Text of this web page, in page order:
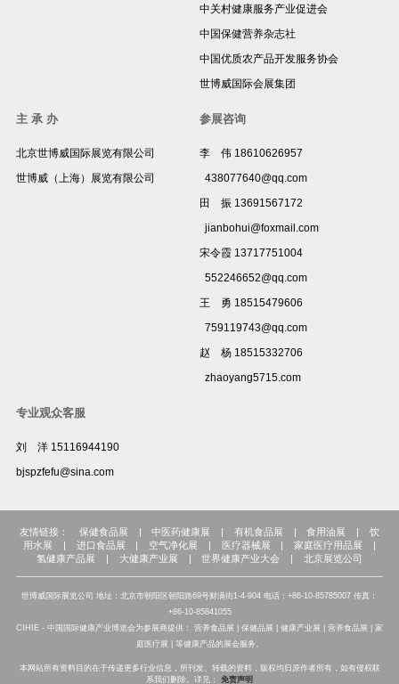
中关村健康服务产业促进会
中国保健营养杂志社
中国优质农产品开发服务协会
世博威国际会展集团
主 承 办
北京世博威国际展览有限公司
世博威（上海）展览有限公司
参展咨询
李 伟 18610626957
438077640@qq.com
田 振 13691567172
jianbohui@foxmail.com
宋令霞 13717751004
552246652@qq.com
王 勇 18515479606
759119743@qq.com
赵 杨 18515332706
zhaoyang5715.com
专业观众客服
刘 洋 15116944190
bjspzfefu@sina.com
友情链接： 保健食品展 中医药健康展 有机食品展 食用油展
饮
用水展
进口食品展 空气净化展 医疗器械展 家庭医疗用品展
氢健康产品展
大健康产业展 世界健康产业大会 北京展览公司
世博威国际展览公司 地址：北京市朝阳区朝阳路69号财满街1-4-904 电话：+86-10-85785007 传真：
+86-10-85841055
CIHIE - 中国国际健康产业博览会为参展商提供： 营养食品展 | 保健品展 | 健康产业展 | 营养食品展 | 家
庭医疗展 | 等健康产品的展会服务。
本网站所有资料目的在于传递更多行业信息，所刊发、转载的资料，版权均归原作者所有，如有侵权联
系我们删除。详见： 免责声明